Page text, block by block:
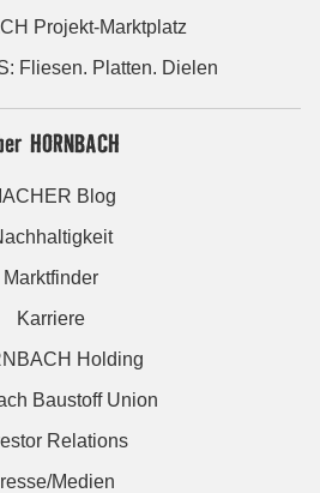
Projekt-Marktplatz
Fliesen. Platten. Dielen
HORNBACH
Blog
Marktfinder
Karriere
Holding
Baustoff Union
Relations
Medien